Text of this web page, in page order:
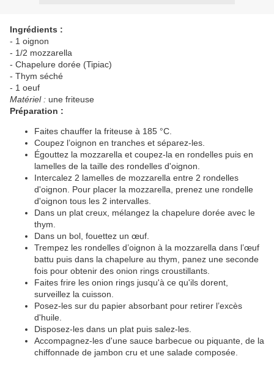
Ingrédients :
- 1 oignon
- 1/2 mozzarella
- Chapelure dorée (Tipiac)
- Thym séché
- 1 oeuf
Matériel : une friteuse
Préparation :
Faites chauffer la friteuse à 185 °C.
Coupez l’oignon en tranches et séparez-les.
Égouttez la mozzarella et coupez-la en rondelles puis en
lamelles de la taille des rondelles d'oignon.
Intercalez 2 lamelles de mozzarella entre 2 rondelles
d'oignon. Pour placer la mozzarella, prenez une rondelle
d'oignon tous les 2 intervalles.
Dans un plat creux, mélangez la chapelure dorée avec le
thym.
Dans un bol, fouettez un œuf.
Trempez les rondelles d’oignon à la mozzarella dans l’œuf
battu puis dans la chapelure au thym, panez une seconde
fois pour obtenir des onion rings croustillants.
Faites frire les onion rings jusqu'à ce qu'ils dorent,
surveillez la cuisson.
Posez-les sur du papier absorbant pour retirer l’excès
d'huile.
Disposez-les dans un plat puis salez-les.
Accompagnez-les d'une sauce barbecue ou piquante, de la
chiffonnade de jambon cru et une salade composée.